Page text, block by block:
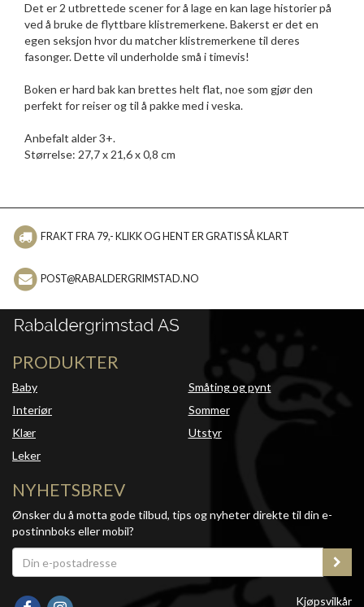
Det er 2 utbrettede scener for å lage en kan lage historier på
ved å bruke de flyttbare klistremerkene. Bakerst er det en
egen seksjon hvor du matcher klistremerkene til deres
fasonger. Dette vil underholde små i timevis!
Boken er hard bak kan brettes helt flat, noe som gjør den
perfekt for reiser og til å pakke med i veska.
Anbefalt alder 3+.
Størrelse: 27,7 x 21,6 x 0,8 cm
FRAKT FRA 79,- KLIKK OG HENT ER GRATIS SÅ KLART
POST@RABALDERGRIMSTAD.NO
PRODUKTER
Baby
Interiør
Klær
Leker
Småting og pynt
Sommer
Utstyr
NYHETSBREV
Ønsker du å motta gode tilbud, tips og nyheter direkte til din e-
postinnboks eller mobil?
Kjøpsvilkår